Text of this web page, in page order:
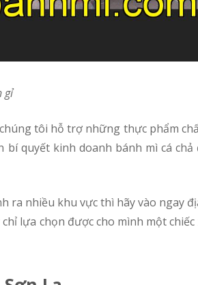
gỉ
tôi hỗ trợ những thực phẩm
quyết kinh doanh bánh mì cá
lựa chọn được cho mình một